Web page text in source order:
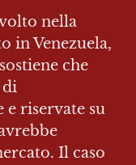
nella
in Venezuela,
che
di
riservate su
Il caso